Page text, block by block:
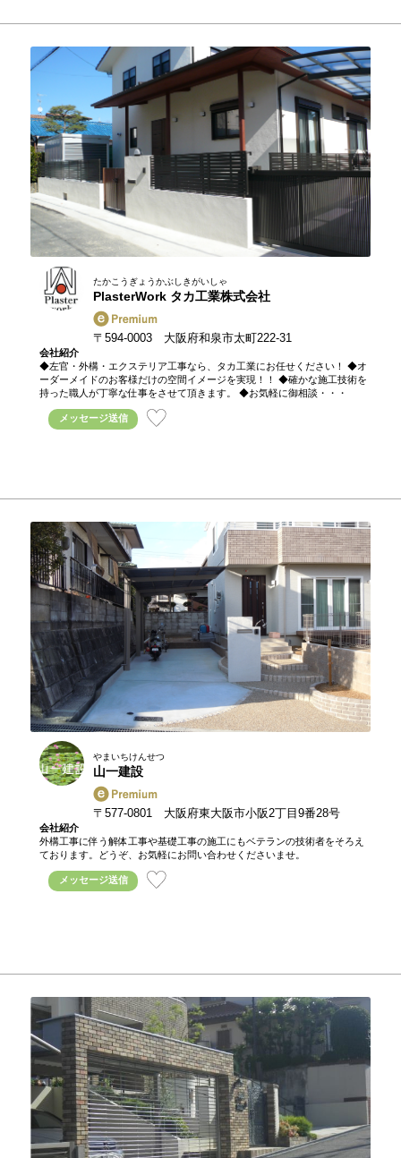
たかこうぎょうかぶしきがいしゃ
PlasterWork タカ工業株式会社
〒594-0003 大阪府和泉市太町222-31
会社紹介
◆左官・外構・エクステリア工事なら、タカ工業にお任せください！ ◆オ
ーダーメイドのお客様だけの空間イメージを実現！！ ◆確かな施工技術を
持った職人が丁寧な仕事をさせて頂きます。 ◆お気軽に御相談・・・
メッセージ送信
やまいちけんせつ
山一建設
〒577-0801 大阪府東大阪市小阪2丁目9番28号
会社紹介
外構工事に伴う解体工事や基礎工事の施工にもベテランの技術者をそろえ
ております。どうぞ、お気軽にお問い合わせくださいませ。
メッセージ送信